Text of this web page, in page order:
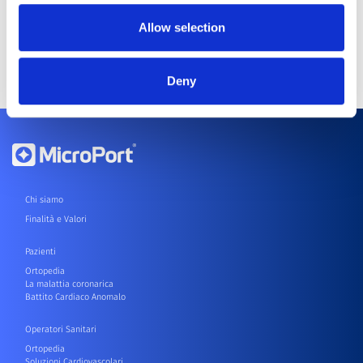
Allow selection
Deny
Chi siamo
Finalità e Valori
Pazienti
Ortopedia
La malattia coronarica
Battito Cardiaco Anomalo
Operatori Sanitari
Ortopedia